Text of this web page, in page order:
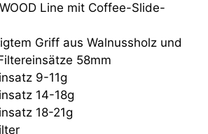
Line mit Coffee-Slide-
Griff aus Walnussholz und
58mm
9-11g
14-18g
18-21g